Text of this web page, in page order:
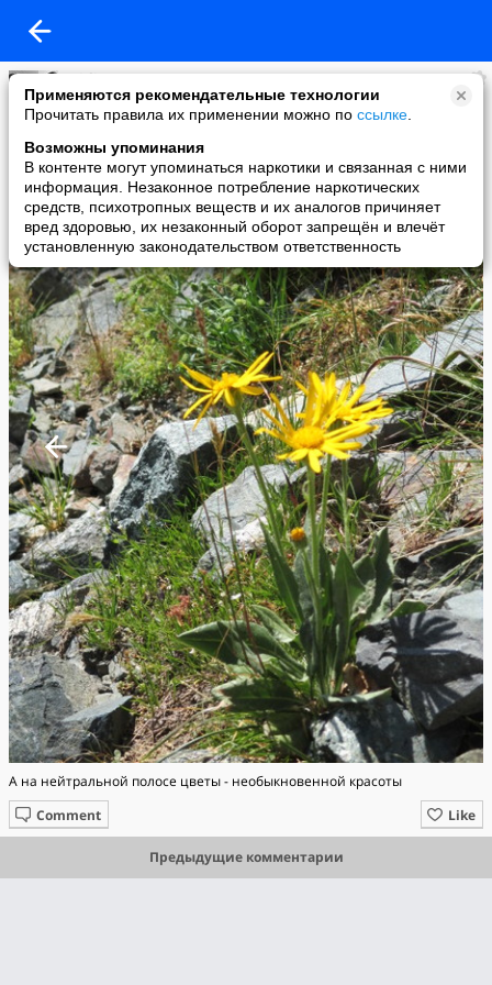
Применяются рекомендательные технологии
Прочитать правила их применении можно по ссылке
Возможны упоминания
В контенте могут упоминаться наркотики и связанная с ними
информация. Незаконное потребление наркотических
средств, психотропных веществ и их аналогов причиняет
вред здоровью, их незаконный оборот запрещён и влечёт
установленную законодательством ответственность
Stirlitz
added a photo
14 Jul в 16:36
А на нейтральной полосе цветы - необыкновенной красоты
Like
Comment
Предыдущие комментарии